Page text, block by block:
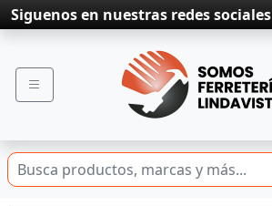
Siguenos en nuestras redes sociales